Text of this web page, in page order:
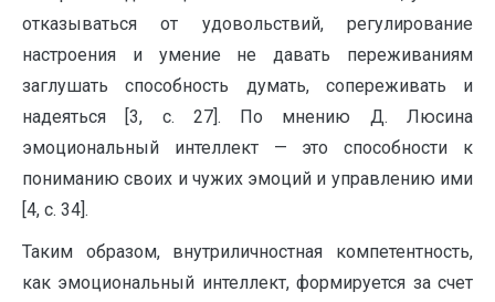
отказываться от удовольствий, регулирование
настроения и умение не давать переживаниям
заглушать способность думать, сопереживать и
надеяться [3, с. 27]. По мнению Д. Люсина
эмоциональный интеллект — это способности к
пониманию своих и чужих эмоций и управлению ими
[4, с. 34].
Таким образом, внутриличностная компетентность,
как эмоциональный интеллект, формируется за счет